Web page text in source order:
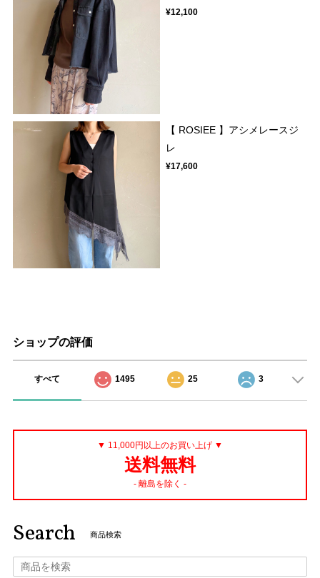
¥12,100
【 ROSIEE 】アシメレースジ
レ
¥17,600
ショップの評価
すべて 1495 25 3
▼ 11,000円以上のお買い上げ ▼
送料無料
- 離島を除く -
Search 商品検索